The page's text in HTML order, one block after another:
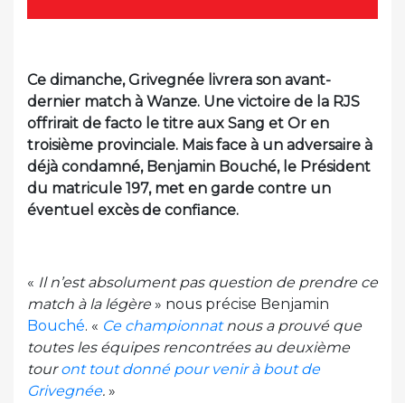
Ce dimanche, Grivegnée livrera son avant-
dernier match à Wanze. Une victoire de la RJS
offrirait de facto le titre aux Sang et Or en
troisième provinciale. Mais face à un adversaire à
déjà condamné, Benjamin Bouché, le Président
du matricule 197, met en garde contre un
éventuel excès de confiance.
« Il n’est absolument pas question de prendre ce
match à la légère» nous précise Benjamin
Bouché. « Ce championnatnous a prouvé que
toutes les équipes rencontrées au deuxième
touront tout donné pour venir à bout de
Grivegnée. »